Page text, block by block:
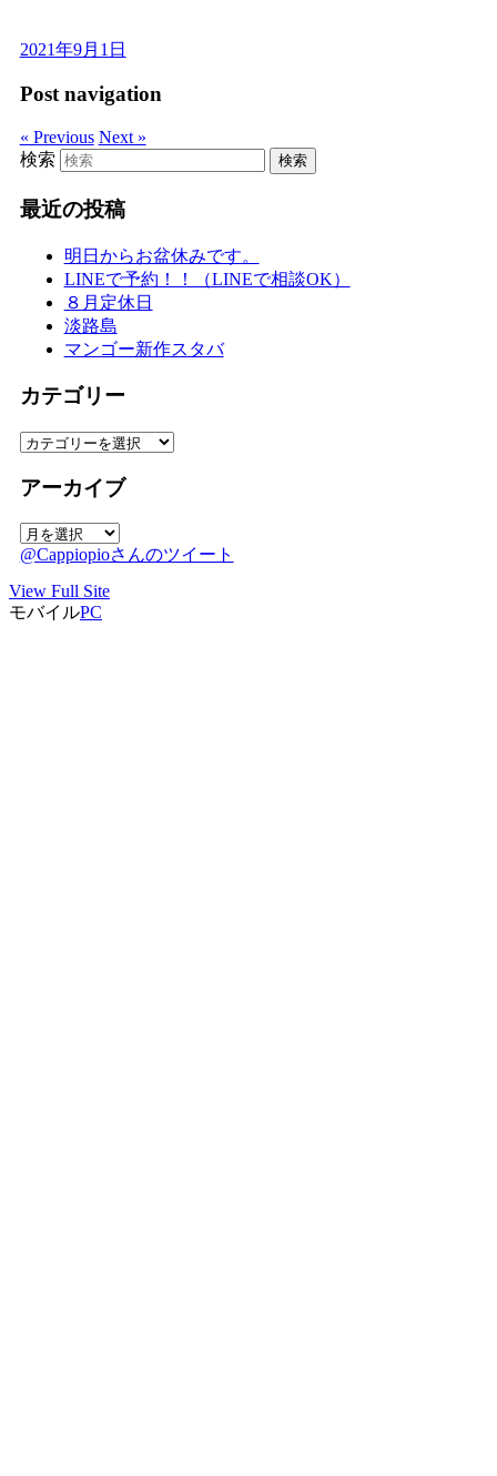
2021年9月1日
Post navigation
« Previous Next »
検索
最近の投稿
明日からお盆休みです。
LINEで予約！！（LINEで相談OK）
８月定休日
淡路島
マンゴー新作スタバ
カテゴリー
カ
ゴ
ー
アーカイブ
ア
ー
イ
ブ
@Cappiopioさんのツイート
View Full Site
モバイルPC